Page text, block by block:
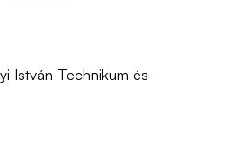
István Technikum és